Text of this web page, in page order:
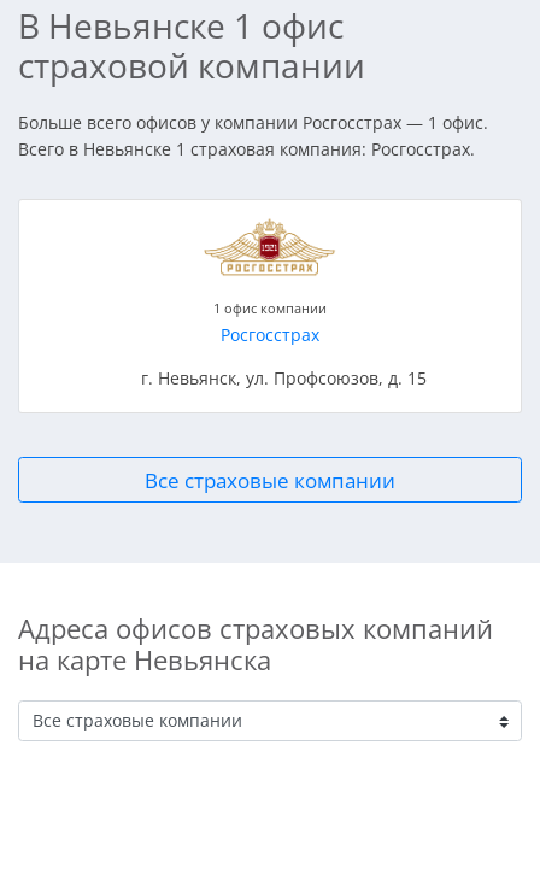
В Невьянске 1 офис
страховой компании
Больше всего офисов у компании Росгосстрах — 1 офис.
Всего в Невьянске 1 страховая компания: Росгосстрах.
1 офис компании
Росгосстрах
г. Невьянск, ул. Профсоюзов, д. 15
Все страховые компании
Адреса офисов страховых компаний
на карте Невьянска